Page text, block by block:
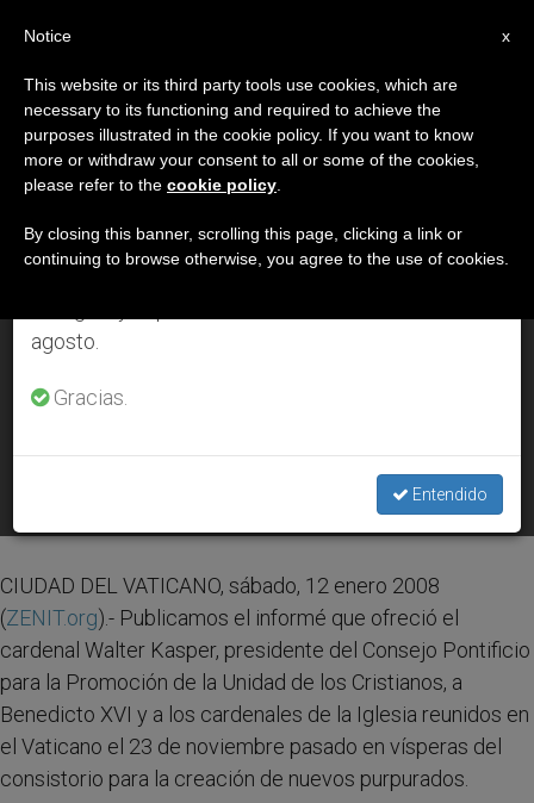
DÍA
Enero 12th, 2008
ÚLTIMAS NOTICIAS
Informe al Papa y los cardenales sobre la situación
JAN 12, 2008 00:00
CIUDAD DEL VATICANO, sábado, 12 enero 2008
(ZENIT.org).- Publicamos el informé que ofreció el
cardenal Walter Kasper, presidente del Consejo Pontificio
para la Promoción de la Unidad de los Cristianos, a
Benedicto XVI y a los cardenales de la Iglesia reunidos en
el Vaticano el 23 de noviembre pasado en vísperas del
consistorio para la creación de nuevos purpurados.
×
Aviso importante
Del 27 de julio al 7 de agosto haremos la pausa
anual, aprovechando que en el periodo de verano
se generan menos informaciones y también el
agosto.
Gracias.
Entendido
x
Notice
This website or its third party tools use cookies, which are
necessary to its functioning and required to achieve the
purposes illustrated in the cookie policy. If you want to know
more or withdraw your consent to all or some of the cookies,
please refer to the cookie policy
By closing this banner, scrolling this page, clicking a link or
continuing to browse otherwise, you agree to the use of cookies.